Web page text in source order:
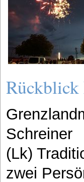
Rückblick
Schreiner
(Lk)
zwei